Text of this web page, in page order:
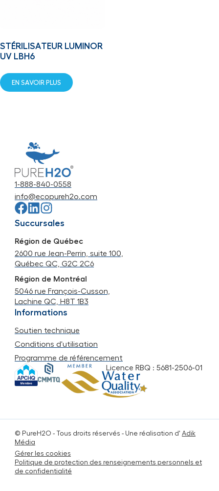
STÉRILISATEUR LUMINOR
UV LBH6
EN SAVOIR PLUS
1-888-840-0558
info@ecopureh2o.com
Succursales
Région de Québec
2600 rue Jean-Perrin, suite 100,
Québec QC, G2C 2C6
Région de Montréal
5046 rue François-Cusson,
Lachine QC, H8T 1B3
Informations
Soutien technique
Conditions d'utilisation
Programme de référencement
Licence RBQ : 5681-2506-01
© PureH2O - Tous droits réservés - Une réalisation d' Adik
Média
Gérer les cookies
Politique de protection des renseignements personnels et
de confidentialité